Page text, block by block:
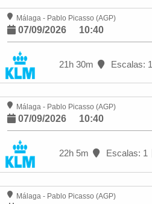
Málaga - Pablo Picasso (AGP)
07/09/2026 10:40
21h 30m Escalas: 1
Málaga - Pablo Picasso (AGP)
07/09/2026 10:40
22h 5m Escalas: 1
Málaga - Pablo Picasso (AGP)